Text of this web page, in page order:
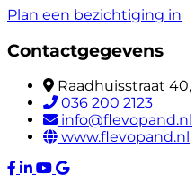
Plan een bezichtiging in
Contactgegevens
Raadhuisstraat 40,
036 200 2123
info@flevopand.nl
www.flevopand.nl